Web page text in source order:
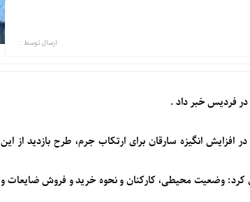
ارسال توسط :
انگیزه سارقان برای ارتکاب جرم، طرح بازدید از این
خاطرنشان کرد: وضعیت محیطی، کارکنان و نحوه خرید و فروش ضایعات و